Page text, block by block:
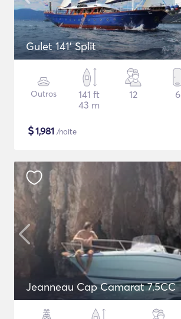
Gulet 141' Split
Outros
141 ft
43 m
12 6
$1,981 /noite
Jeanneau Cap Camarat 7.5CC